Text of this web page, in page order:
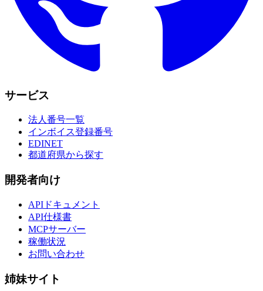
サービス
法人番号一覧
インボイス登録番号
EDINET
都道府県から探す
開発者向け
APIドキュメント
API仕様書
MCPサーバー
稼働状況
お問い合わせ
姉妹サイト